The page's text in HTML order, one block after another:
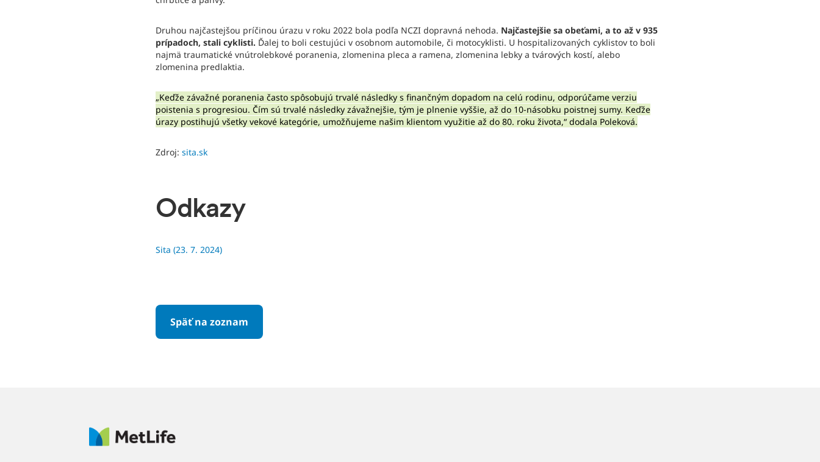
Druhou najčastejšou príčinou úrazu v roku 2022 bola podľa NCZI dopravná nehoda. Najčastejšie sa obeťami, a to až v 935
prípadoch, stali cyklisti. Ďalej to boli cestujúci v osobnom automobile, či motocyklisti. U hospitalizovaných cyklistov to boli
najmä traumatické vnútrolebkové poranenia, zlomenina pleca a ramena, zlomenina lebky a tvárových kostí, alebo
zlomenina predlaktia.
„Keďže závažné poranenia často spôsobujú trvalé následky s finančným dopadom na celú rodinu, odporúčame verziu
poistenia s progresiou. Čím sú trvalé následky závažnejšie, tým je plnenie vyššie, až do 10-násobku poistnej sumy. Keďže
úrazy postihujú všetky vekové kategórie, umožňujeme našim klientom využitie až do 80. roku života,“ dodala Poleková.
Zdroj: sita.sk
Odkazy
Sita (23. 7. 2024)
Späť na zoznam